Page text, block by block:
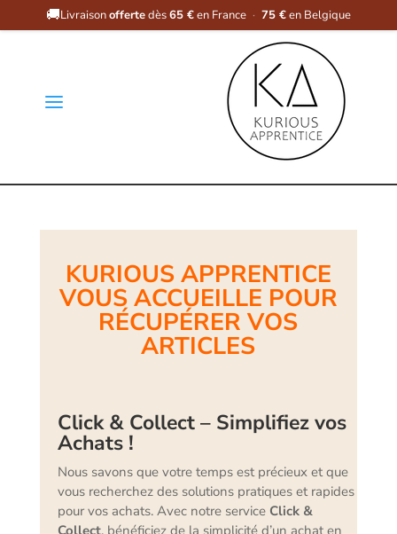
🚚Livraisonoffertedès65 €en France · 75 €en Belgique
a
KURIOUS APPRENTICE
VOUS ACCUEILLE POUR
RÉCUPÉRER VOS
ARTICLES
Click & Collect – Simplifiez vos
Achats !
Nous savons que votre temps est précieux et que
vous recherchez des solutions pratiques et rapides
pour vos achats. Avec notre service Click &
Collect, bénéficiez de la simplicité d’un achat en